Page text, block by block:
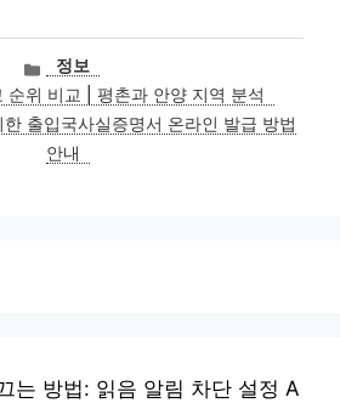
카
테
고
리
정보
순위 비교 | 평촌과 안양 지역 분석
출입국사실증명서 온라인 발급 방법
안내
는 방법: 읽음 알림 차단 설정 A